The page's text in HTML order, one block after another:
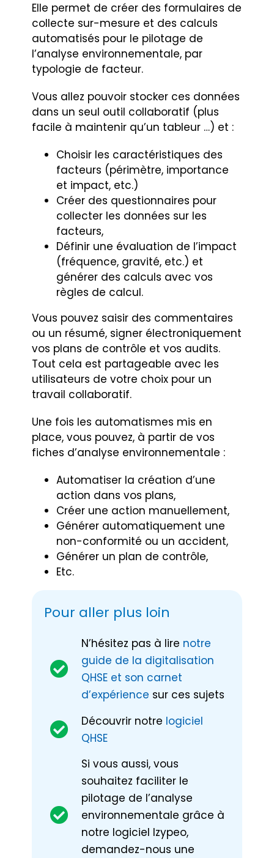
Elle permet de créer des formulaires de
collecte sur-mesure et des calculs
automatisés pour le pilotage de
l’analyse environnementale, par
typologie de facteur.
Vous allez pouvoir stocker ces données
dans un seul outil collaboratif (plus
facile à maintenir qu’un tableur …) et :
Choisir les caractéristiques des
facteurs (périmètre, importance
et impact, etc.)
Créer des questionnaires pour
collecter les données sur les
facteurs,
Définir une évaluation de l’impact
(fréquence, gravité, etc.) et
générer des calculs avec vos
règles de calcul.
Vous pouvez saisir des commentaires
ou un résumé, signer électroniquement
vos plans de contrôle et vos audits.
Tout cela est partageable avec les
utilisateurs de votre choix pour un
travail collaboratif.
Une fois les automatismes mis en
place, vous pouvez, à partir de vos
fiches d’analyse environnementale :
Automatiser la création d’une
action dans vos plans,
Créer une action manuellement,
Générer automatiquement une
non-conformité ou un accident,
Générer un plan de contrôle,
Etc.
Pour aller plus loin
N’hésitez pas à lire notre
guide de la digitalisation
QHSE et son carnet
d’expérience sur ces sujets
Découvrir notre logiciel
QHSE
Si vous aussi, vous
souhaitez faciliter le
pilotage de l’analyse
environnementale grâce à
notre logiciel Izypeo,
demandez-nous une